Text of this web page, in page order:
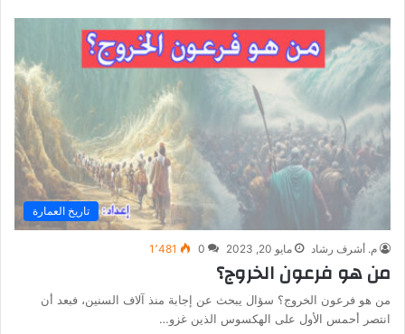
تاريخ العمارة
م. أشرف رشاد مايو 20, 2023 0 1٬481
من هو فرعون الخروج؟
من هو فرعون الخروج؟ سؤال يبحث عن إجابة منذ آلاف السنين، فبعد أن
انتصر أحمس الأول على الهكسوس الذين غزو…